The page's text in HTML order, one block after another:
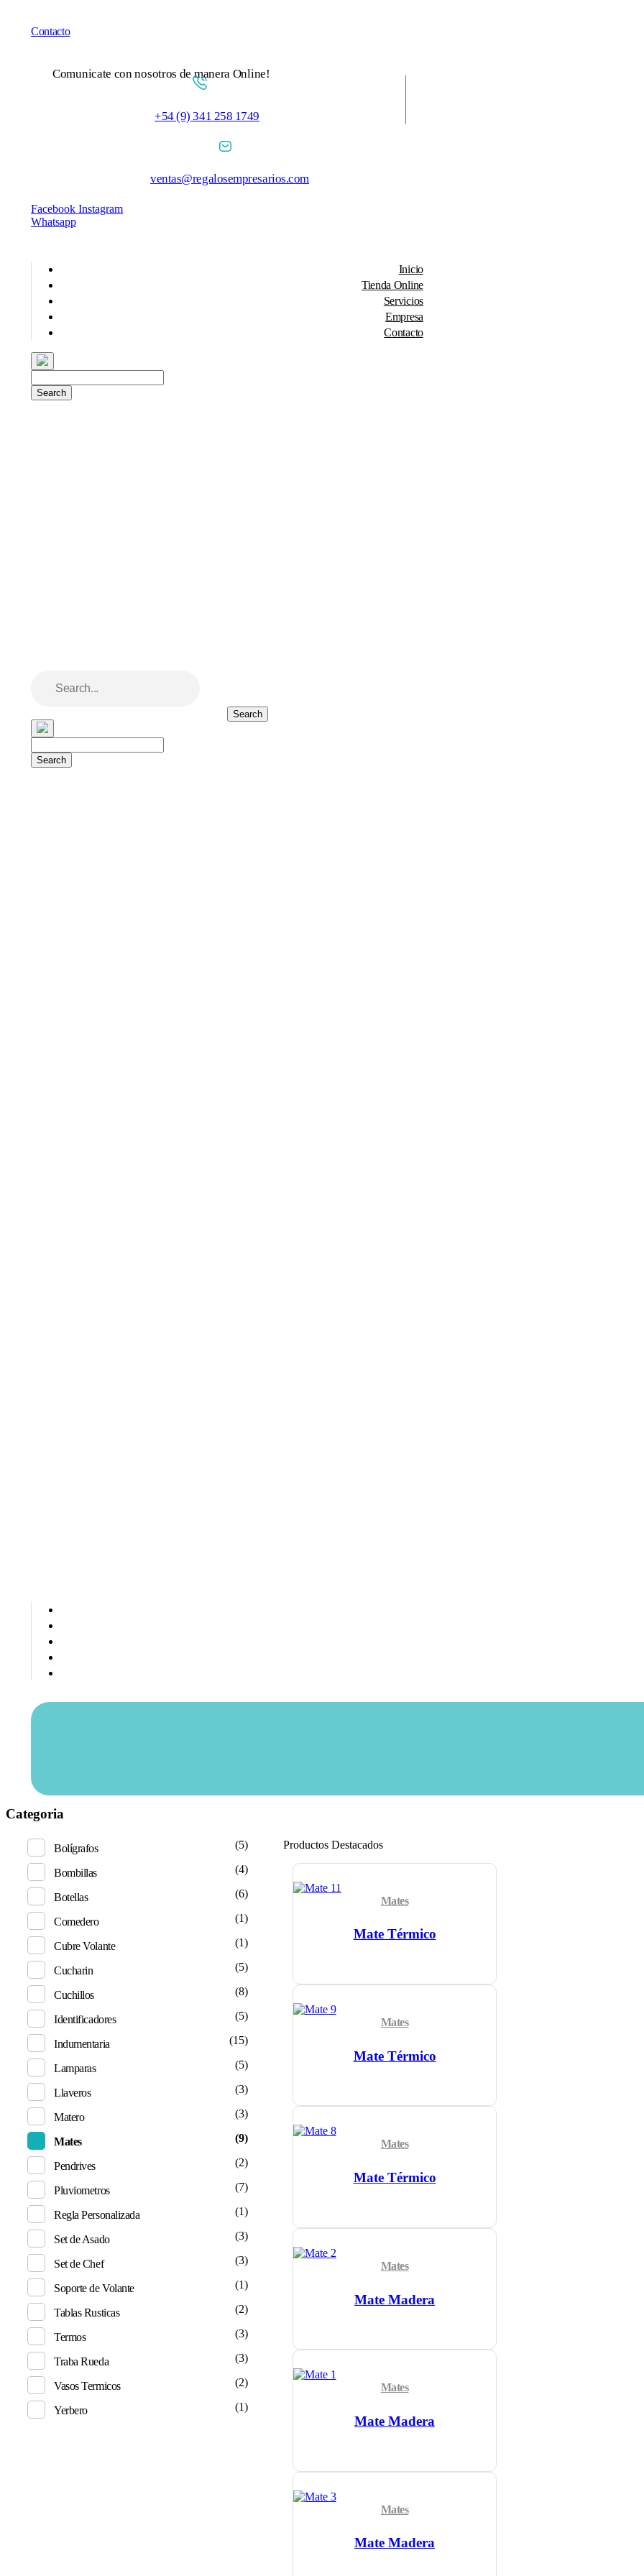
Contacto
Comunicate con nosotros de manera Online!
+54 (9) 341 258 1749
ventas@regalosempresarios.com
Facebook Instagram
Whatsapp
Inicio
Tienda Online
Servicios
Empresa
Contacto
Productos Destacados
Mate Térmico
Mates
Mate Térmico
Mates
Mate Térmico
Mates
Mate Madera
Mates
Mate Madera
Mates
Mate Madera
Mates
Categoria
Bolígrafos (5)
Bombillas (4)
Botellas (6)
Comedero (1)
Cubre Volante (1)
Cucharin (5)
Cuchillos (8)
Identificadores (5)
Indumentaria (15)
Lamparas (5)
Llaveros (3)
Matero (3)
Mates (9)
Pendrives (2)
Pluviometros (7)
Regla Personalizada (1)
Set de Asado (3)
Set de Chef (3)
Soporte de Volante (1)
Tablas Rusticas (2)
Termos (3)
Traba Rueda (3)
Vasos Termicos (2)
Yerbero (1)